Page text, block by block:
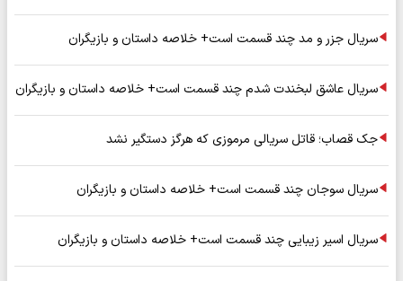
سریال جزر و مد چند قسمت است+ خلاصه داستان و بازیگران
سریال عاشق لبخندت شدم چند قسمت است+ خلاصه داستان و بازیگران
جک قصاب؛ قاتل سریالی مرموزی که هرگز دستگیر نشد
سریال سوجان چند قسمت است+ خلاصه داستان و بازیگران
سریال اسیر زیبایی چند قسمت است+ خلاصه داستان و بازیگران